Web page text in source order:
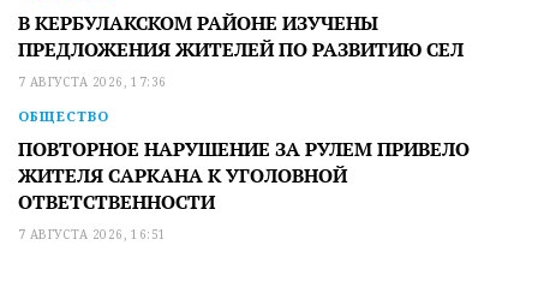
В КЕРБУЛАКСКОМ РАЙОНЕ ИЗУЧЕНЫ
ПРЕДЛОЖЕНИЯ ЖИТЕЛЕЙ ПО РАЗВИТИЮ СЕЛ
7 АВГУСТА 2026, 17:36
ОБЩЕСТВО
ПОВТОРНОЕ НАРУШЕНИЕ ЗА РУЛЕМ ПРИВЕЛО
ЖИТЕЛЯ САРКАНА К УГОЛОВНОЙ
ОТВЕТСТВЕННОСТИ
7 АВГУСТА 2026, 16:51